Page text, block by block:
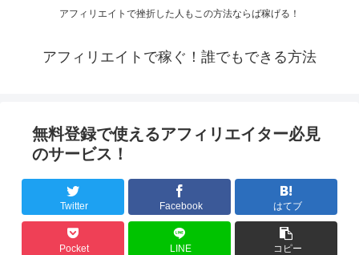
アフィリエイトで挫折した人もこの方法ならば稼げる！
アフィリエイトで稼ぐ！誰でもできる方法
無料登録で使えるアフィリエイター必見
のサービス！
Twitter Facebook はてブ
Pocket LINE コピー